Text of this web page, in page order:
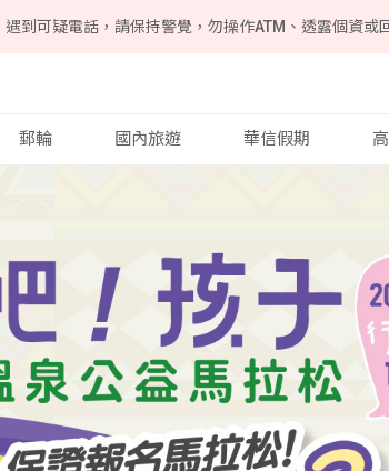
遇到可疑電話，請保持警覺，勿操作ATM、透露個資或
郵輪 國內旅遊 華信假期